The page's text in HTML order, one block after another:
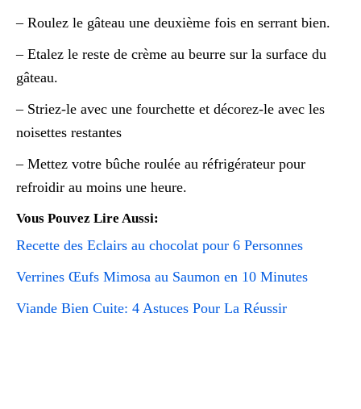
– Roulez le gâteau une deuxième fois en serrant bien.
– Etalez le reste de crème au beurre sur la surface du
gâteau.
– Striez-le avec une fourchette et décorez-le avec les
noisettes restantes
– Mettez votre bûche roulée au réfrigérateur pour
refroidir au moins une heure.
Vous Pouvez Lire Aussi:
Recette des Eclairs au chocolat pour 6 Personnes
Verrines Œufs Mimosa au Saumon en 10 Minutes
Viande Bien Cuite: 4 Astuces Pour La Réussir